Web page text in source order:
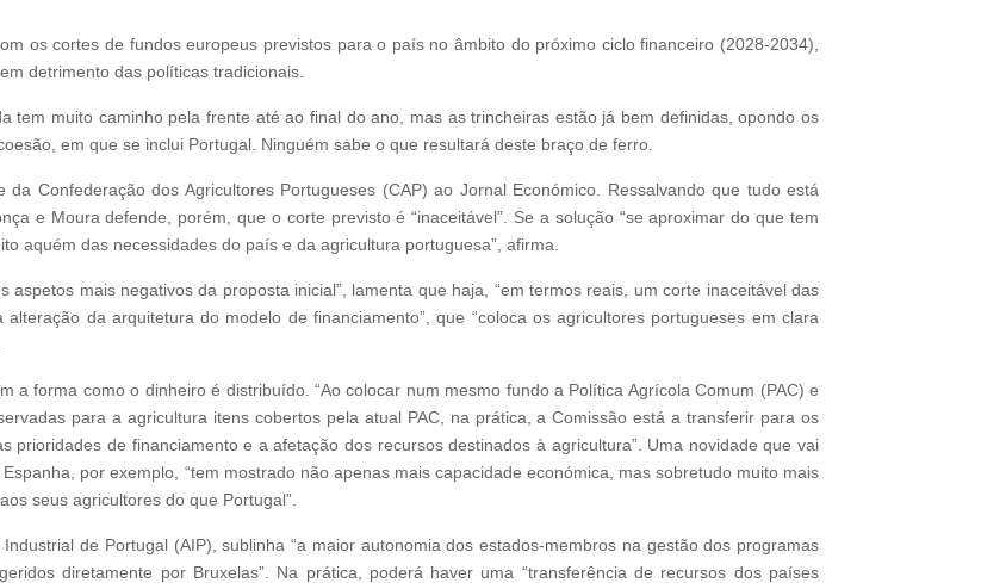
os cortes de fundos europeus previstos para o país no âmbito do próximo ciclo financeiro (2028-2034),
detrimento das políticas tradicionais.
tem muito caminho pela frente até ao final do ano, mas as trincheiras estão já bem definidas, opondo os
em que se inclui Portugal. Ninguém sabe o que resultará deste braço de ferro.
da Confederação dos Agricultores Portugueses (CAP) ao Jornal Económico. Ressalvando que tudo está
e Moura defende, porém, que o corte previsto é “inaceitável”. Se a solução “se aproximar do que tem
aquém das necessidades do país e da agricultura portuguesa”, afirma.
aspetos mais negativos da proposta inicial”, lamenta que haja, “em termos reais, um corte inaceitável das
da arquitetura do modelo de financiamento”, que “coloca os agricultores portugueses em clara
a forma como o dinheiro é distribuído. “Ao colocar num mesmo fundo a Política Agrícola Comum (PAC) e
para a agricultura itens cobertos pela atual PAC, na prática, a Comissão está a transferir para os
prioridades de financiamento e a afetação dos recursos destinados à agricultura”. Uma novidade que vai
por exemplo, “tem mostrado não apenas mais capacidade económica, mas sobretudo muito mais
seus agricultores do que Portugal”.
de Portugal (AIP), sublinha “a maior autonomia dos estados-membros na gestão dos programas
diretamente por Bruxelas”. Na prática, poderá haver uma “transferência de recursos dos países